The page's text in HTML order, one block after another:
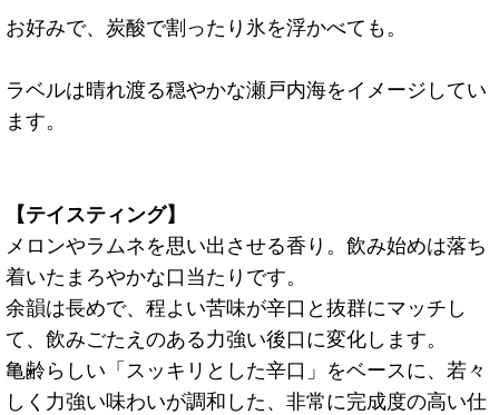
お好みで、炭酸で割ったり氷を浮かべても。
ラベルは晴れ渡る穏やかな瀬戸内海をイメージしてい
ます。
【テイスティング】
メロンやラムネを思い出させる香り。飲み始めは落ち
着いたまろやかな口当たりです。
余韻は長めで、程よい苦味が辛口と抜群にマッチし
て、飲みごたえのある力強い後口に変化します。
亀齢らしい「スッキリとした辛口」をベースに、若々
しく力強い味わいが調和した、非常に完成度の高い仕